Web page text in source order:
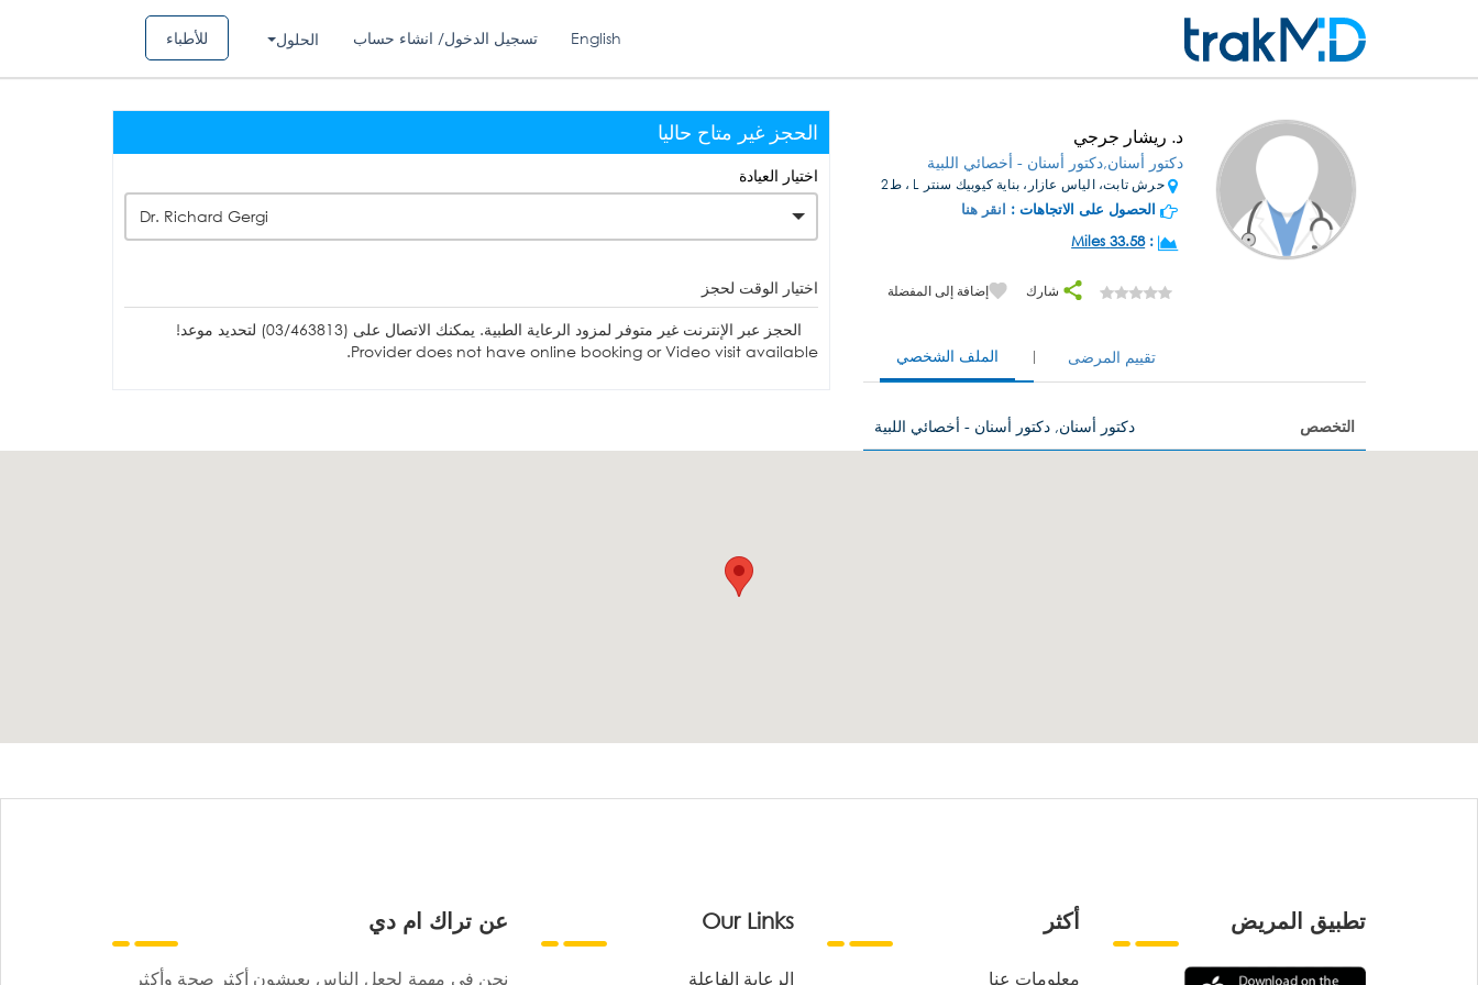
للأطباء الحلول تسجيل الدخول/ انشاء حساب English
د. ريشار جرجي
دكتور أسنان,دكتور أسنان - أخصائي اللبية
حرش تابت، الياس عازار، بناية كيوبيك سنتر L ، ط2
الحصول على الاتجاهات : انقر هنا
:
33.58 Miles
شارك إضافة إلى المفضلة
الملف الشخصي تقييم المرضى
التخصص دكتور أسنان, دكتور أسنان - أخصائي اللبية
الحجز غير متاح حاليا
اختيار العيادة
Dr. Richard Gergi
اختيار الوقت لحجز
الحجز عبر الإنترنت غير متوفر لمزود الرعاية الطبية. يمكنك الاتصال على (03/463813) لتحديد موعد!
Provider does not have online booking or Video visit available.
عن تراك ام دي
نحن في مهمة لجعل الناس يعيشون أكثر صحة وأكثر
Our Links
الرعاية الفاعلة
أكثر
معلومات عنا
تطبيق المريض